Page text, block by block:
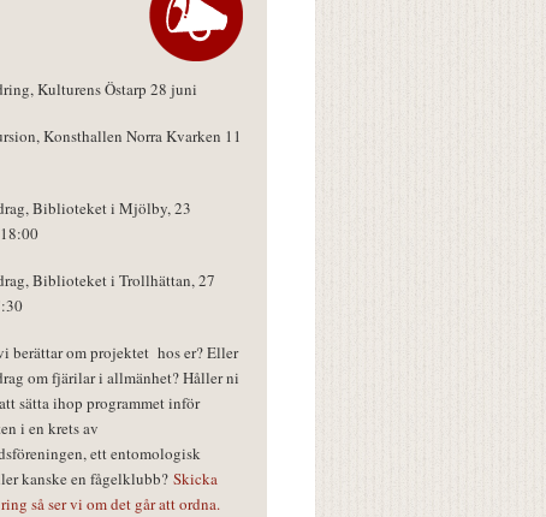
Kulturens Östarp 28 juni
Konsthallen Norra Kvarken 11
Biblioteket i Mjölby, 23
Biblioteket i Trollhättan, 27
berättar om projektet hos er? Eller
om fjärilar i allmänhet? Håller ni
sätta ihop programmet inför
i en krets av
ett entomologisk
kanske en fågelklubb? Skicka
så ser vi om det går att ordna.